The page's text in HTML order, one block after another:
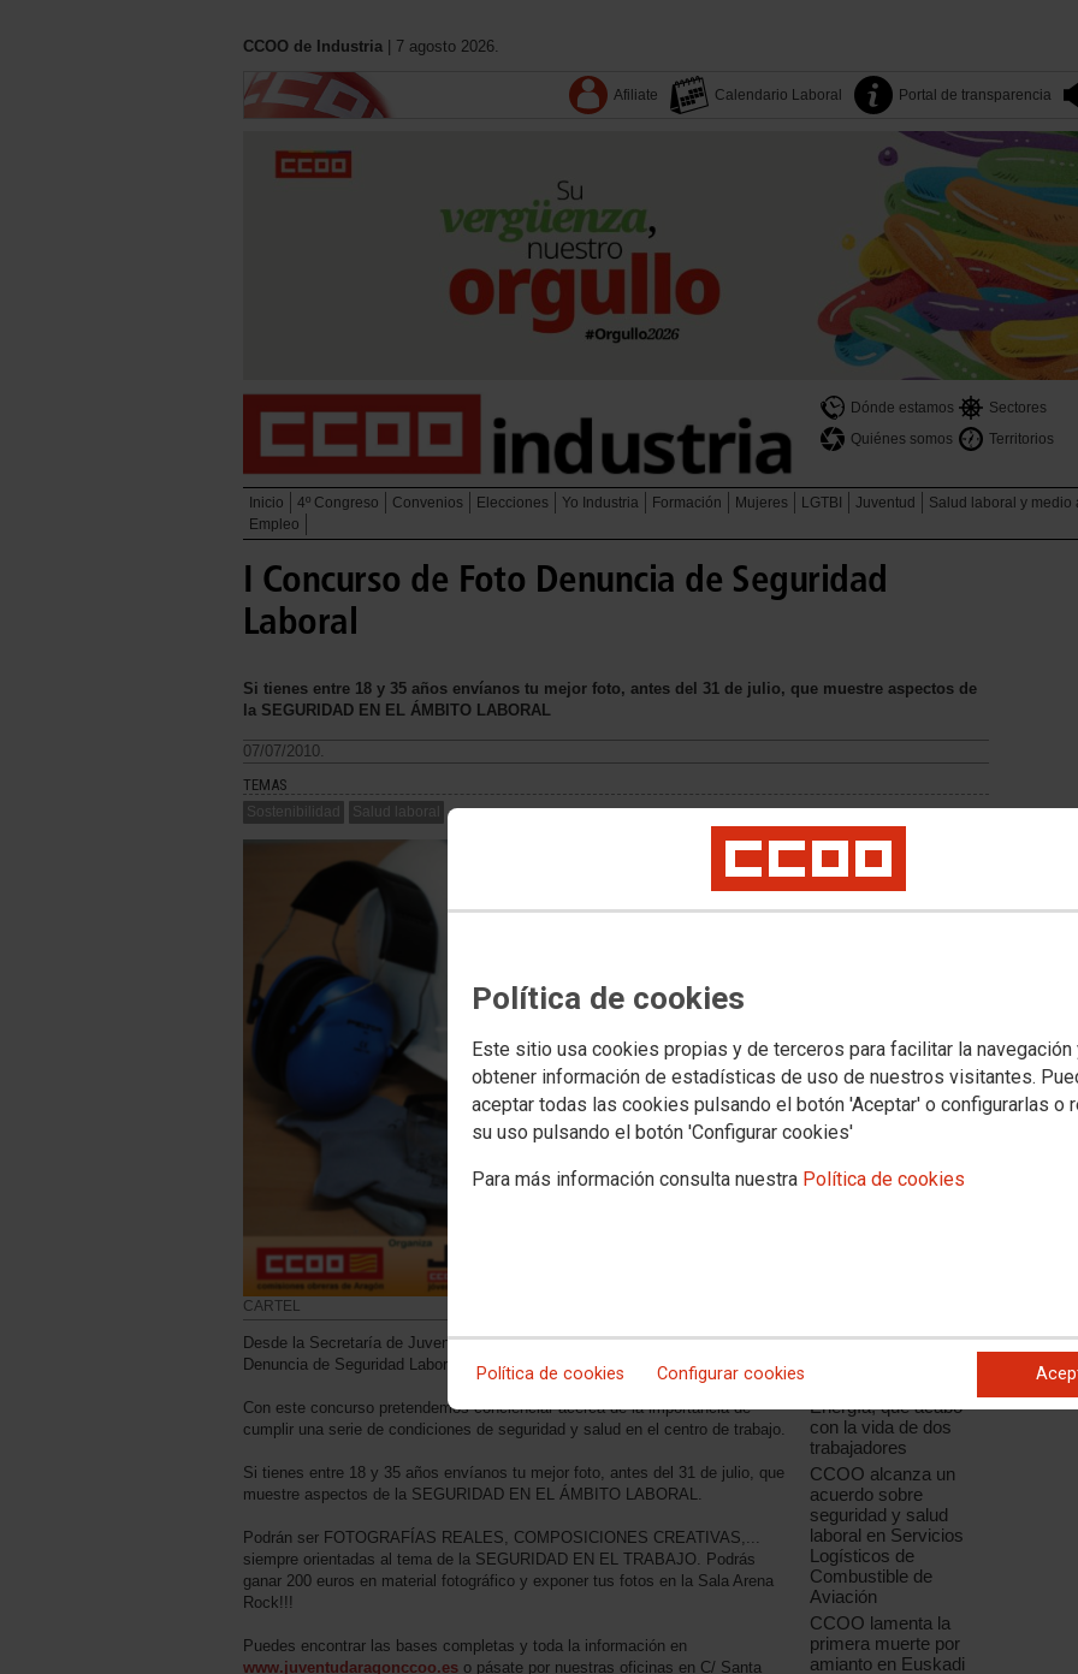
Política de cookies
Este sitio usa cookies propias y de terceros para facilitar la navegación
obtener información de estadísticas de uso de nuestros visitantes.
aceptar todas las cookies pulsando el botón 'Aceptar' o configurarlas o
su uso pulsando el botón 'Configurar cookies'
Para más información consulta nuestra Política de cookies
Política de cookies Configurar cookies
CCOO de Industria | 7 agosto 2026.
Afiliate Calendario Laboral Portal de transparencia
Dónde estamos Sectores
Quiénes somos
Territorios
Inicio 4º Congreso Convenios Elecciones Yo Industria Formación Mujeres LGTBI Juventud Salud laboral y medio
Empleo
I Concurso de Foto Denuncia de Seguridad
Laboral
Si tienes entre 18 y 35 años envíanos tu mejor foto, antes del 31 de julio, que muestre aspectos de
la SEGURIDAD EN EL ÁMBITO LABORAL
07/07/2010.
TEMAS
Sostenibilidad Salud laboral
CARTEL
Desde la Secretaría de Juventud hemos organizado el I Concurso de Foto
Denuncia de Seguridad Laboral.
Con este concurso pretendemos concienciar acerca de la importancia de
cumplir una serie de condiciones de seguridad y salud en el centro de trabajo.
Si tienes entre 18 y 35 años envíanos tu mejor foto, antes del 31 de julio, que
muestre aspectos de la SEGURIDAD EN EL ÁMBITO LABORAL.
Podrán ser FOTOGRAFÍAS REALES, COMPOSICIONES CREATIVAS,...
siempre orientadas al tema de la SEGURIDAD EN EL TRABAJO. Podrás
ganar 200 euros en material fotográfico y exponer tus fotos en la Sala Arena
Rock!!!
Puedes encontrar las bases completas y toda la información en
www.juventudaragonccoo.es o pásate por nuestras oficinas en C/ Santa
Noticias relacionadas
"Ni un muerto más en
el trabajo"
CCOO de Industria
Energía, que acabó
con la vida de dos
trabajadores
CCOO alcanza un
acuerdo sobre
seguridad y salud
laboral en Servicios
Logísticos de
Combustible de
Aviación
CCOO lamenta la
primera muerte por
amianto en Euskadi